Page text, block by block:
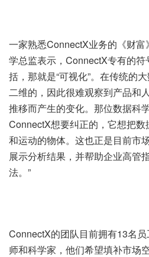
一家熟悉ConnectX业务的《财
学总监表示，ConnectX专有的
括，那就是“可视化”。在传统的
二维的，因此很难观察到产品和
推移而产生的变化。那位数据科
ConnectX想要纠正的，它想把
和运动的物体。这也正是目前
展示分析结果，并帮助企业高管
法。”
ConnectX的团队目前拥有13名
师和科学家，他们希望填补市场